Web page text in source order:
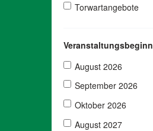
Torwartangebote
Veranstaltungsbeginn
August 2026
September 2026
Oktober 2026
August 2027